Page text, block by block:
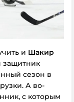
и Шакир
защитник
сезон в
А во-
с которым